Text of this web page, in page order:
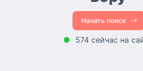
Начать поиск
574 сейчас на